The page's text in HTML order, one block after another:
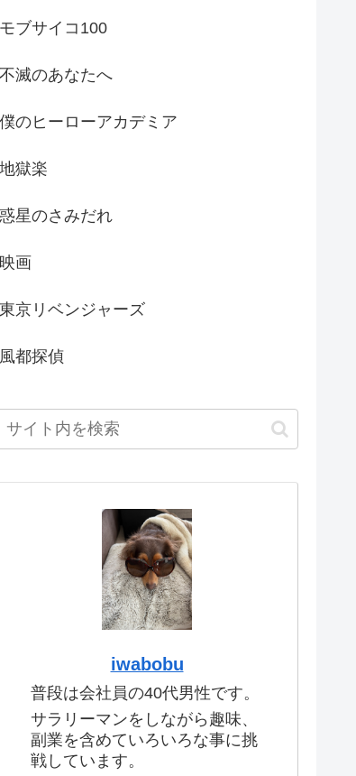
モブサイコ100
不滅のあなたへ
僕のヒーローアカデミア
地獄楽
惑星のさみだれ
映画
東京リベンジャーズ
風都探偵
iwabobu
普段は会社員の40代男性です。
サラリーマンをしながら趣味、
副業を含めていろいろな事に挑
戦しています。